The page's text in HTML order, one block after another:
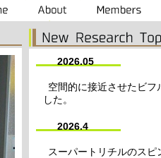
2026.05
空間的に接近させたビ
した。
2026.4
スーパートリチルのス